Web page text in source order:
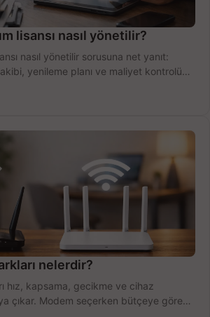
lisansı nasıl yönetilir?
nasıl yönetilir sorusuna net yanıt:
yenileme planı ve maliyet kontrolü
nelerdir?
hız, kapsama, gecikme ve cihaz
çıkar. Modem seçerken bütçeye göre